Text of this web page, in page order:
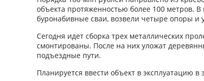
объекта протяженностью более 100 метров.
буронабивные сваи, возвели четыре опоры и
Сегодня идет сборка трех металлических
смонтированы. После на них уложат
подъездные пути.
Планируется ввести объект в эксплуатацию в